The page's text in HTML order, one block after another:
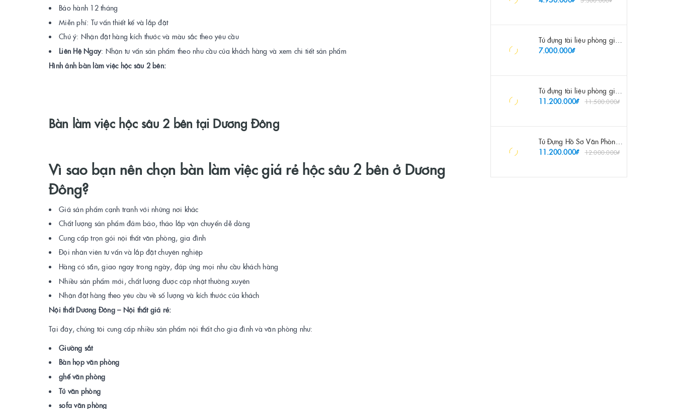
Bảo hành 12 tháng
Miễn phí: Tư vấn thiết kế và lắp đặt
Chú ý: Nhận đặt hàng kích thước và màu sắc theo yêu cầu
Liên Hệ Ngay: Nhận tư vấn sản phẩm theo nhu cầu của khách hàng và xem chi tiết sản phẩm
Hình ảnh bàn làm việc hộc sâu 2 bên:
Bàn làm việc hộc sâu 2 bên tại Dương Đông
Vì sao bạn nên chọn bàn làm việc giá rẻ hộc sâu 2 bên ở Dương
Đông?
Giá sản phẩm cạnh tranh với những nơi khác
Chất lượng sản phẩm đảm bảo, tháo lắp vận chuyển dễ dàng
Cung cấp trọn gói nội thất văn phòng, gia đình
Đội nhân viên tư vấn và lắp đặt chuyên nghiệp
Hàng có sẵn, giao ngay trong ngày, đáp ứng mọi nhu cầu khách hàng
Nhiều sản phẩm mới, chất lượng được cập nhật thường xuyên
Nhận đặt hàng theo yêu cầu về số lượng và kích thước của khách
Nội thất Dương Đông – Nội thất giá rẻ:
Tại đây, chúng tôi cung cấp nhiều sản phẩm nội thất cho gia đình và văn phòng như:
Giường sắt
Bàn họp văn phòng
ghế văn phòng
Tủ văn phòng
sofa văn phòng
7.000.000₫
11.200.000₫
11.500.000₫
11.200.000₫
12.000.000₫